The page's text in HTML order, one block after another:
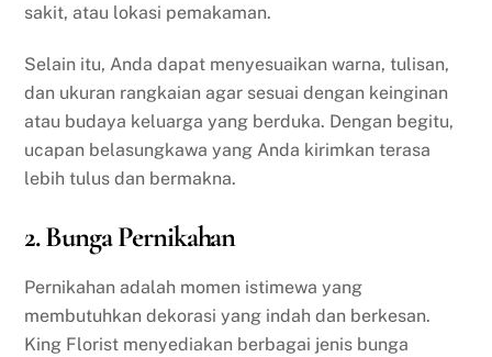
sakit, atau lokasi pemakaman.
Selain itu, Anda dapat menyesuaikan warna, tulisan,
dan ukuran rangkaian agar sesuai dengan keinginan
atau budaya keluarga yang berduka. Dengan begitu,
ucapan belasungkawa yang Anda kirimkan terasa
lebih tulus dan bermakna.
2. Bunga Pernikahan
Pernikahan adalah momen istimewa yang
membutuhkan dekorasi yang indah dan berkesan.
King Florist menyediakan berbagai jenis bunga